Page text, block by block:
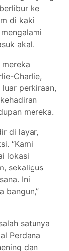
ke
di kaki
akal.
Charlie,
perkiraan,
mereka.
di layar,
“Kami
lokasi
sekaligus
Ini
bangun,”
satunya
Perdana
dan